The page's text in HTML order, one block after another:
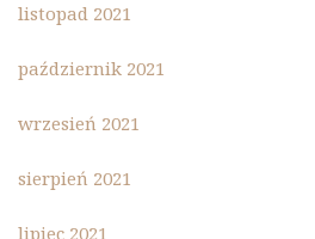
listopad 2021
październik 2021
wrzesień 2021
sierpień 2021
lipiec 2021